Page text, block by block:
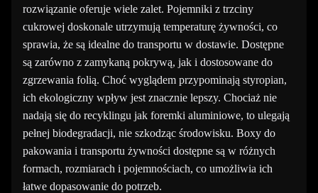
rozwiązanie oferuje wiele zalet. Pojemniki z trzciny
cukrowej doskonale utrzymują temperaturę żywności, co
sprawia, że są idealne do transportu w dostawie. Dostępne
są zarówno z zamykaną pokrywą, jak i dostosowane do
zgrzewania folią. Choć wyglądem przypominają styropian,
ich ekologiczny wpływ jest znacznie lepszy. Chociaż nie
nadają się do recyklingu jak foremki aluminiowe, to ulegają
pełnej biodegradacji, nie szkodząc środowisku. Boxy do
pakowania i transportu żywności dostępne są w różnych
formach, rozmiarach i pojemnościach, co umożliwia ich
łatwe dopasowanie do potrzeb.